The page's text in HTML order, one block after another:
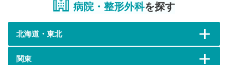
病院・整形外科を探す
北海道・東北
関東